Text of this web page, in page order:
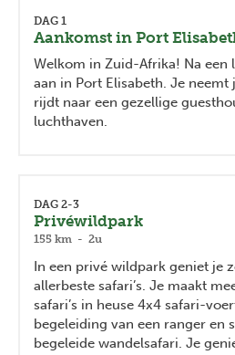
DAG 1
Aankomst in Port
Welkom in Zuid-Afrika! Na een
aan in Port Elisabeth. Je neemt
rijdt naar een gezellige
luchthaven.
DAG 2-3
Privéwildpark
155 km - 2u
In een privé wildpark geniet je
allerbeste safari’s. Je maakt
safari’s in heuse 4x4 safari-
begeleiding van een ranger en
begeleide wandelsafari. Je